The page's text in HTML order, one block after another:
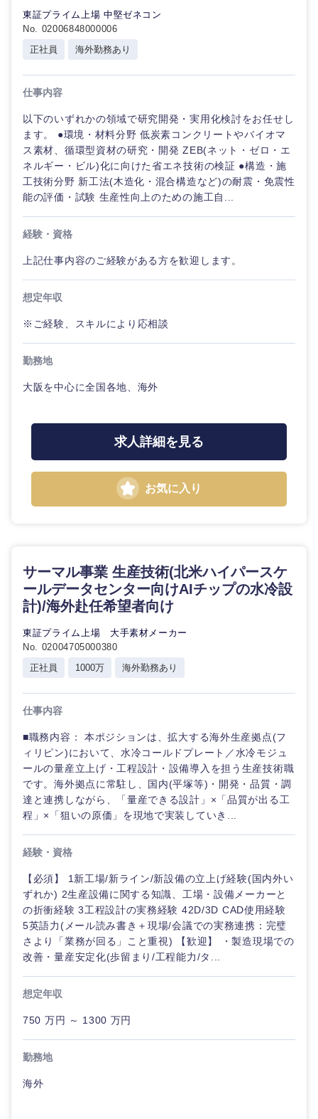
東証プライム上場 中堅ゼネコン
No. 02006848000006
正社員
海外勤務あり
仕事内容
以下のいずれかの領域で研究開発・実用化検討をお任せし
ます。 ●環境・材料分野 低炭素コンクリートやバイオマ
ス素材、循環型資材の研究・開発 ZEB(ネット・ゼロ・エ
ネルギー・ビル)化に向けた省エネ技術の検証 ●構造・施
工技術分野 新工法(木造化・混合構造など)の耐震・免震性
能の評価・試験 生産性向上のための施工自...
経験・資格
上記仕事内容のご経験がある方を歓迎します。
想定年収
※ご経験、スキルにより応相談
勤務地
大阪を中心に全国各地、海外
求人詳細を見る
お気に入り
サーマル事業 生産技術(北米ハイパースケ
ールデータセンター向けAIチップの水冷設
計)/海外赴任希望者向け
東証プライム上場 大手素材メーカー
No. 02004705000380
正社員
1000万 海外勤務あり
仕事内容
■職務内容： 本ポジションは、拡大する海外生産拠点(フ
ィリピン)において、水冷コールドプレート／水冷モジュ
ールの量産立上げ・工程設計・設備導入を担う生産技術職
です。海外拠点に常駐し、国内(平塚等)・開発・品質・調
達と連携しながら、「量産できる設計」×「品質が出る工
程」×「狙いの原価」を現地で実装していき...
経験・資格
【必須】 1新工場/新ライン/新設備の立上げ経験(国内外い
ずれか) 2生産設備に関する知識、工場・設備メーカーと
の折衝経験 3工程設計の実務経験 42D/3D CAD使用経験
5英語力(メール読み書き＋現場/会議での実務連携：完璧
さより「業務が回る」こと重視) 【歓迎】 ・製造現場での
改善・量産安定化(歩留まり/工程能力/タ...
想定年収
750 万円 ～ 1300 万円
勤務地
海外